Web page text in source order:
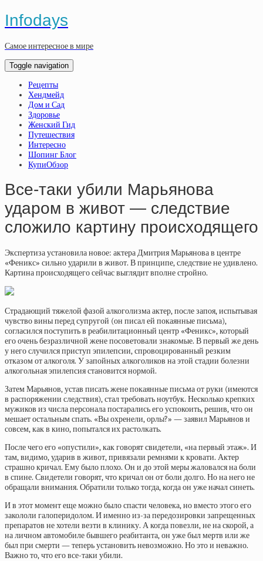
Infodays
Самое интересное в мире
Toggle navigation
Рецепты
Хендмейд
Дом и Сад
Здоровье
Женский Гид
Путешествия
Интересно
Шопинг Блог
КупиОбзор
Все-таки убили Марьянова
ударом в живот — следствие
сложило картину происходящего
Экспертиза установила новое: актера Дмитрия Марьянова в центре
«Феникс» сильно ударили в живот. В принципе, следствие не удивлено.
Картина происходящего сейчас выглядит вполне стройно.
Страдающий тяжелой фазой алкоголизма актер, после запоя, испытывая
чувство вины перед супругой (он писал ей покаянные письма),
согласился поступить в реабилитационный центр «Феникс», который
его очень безразличной жене посоветовали знакомые. В первый же день
у него случился приступ эпилепсии, спровоцированный резким
отказом от алкоголя. У запойных алкоголиков на этой стадии болезни
алкогольная эпилепсия становится нормой.
Затем Марьянов, устав писать жене покаянные письма от руки (имеются
в распоряжении следствия), стал требовать ноутбук. Несколько крепких
мужиков из числа персонала постарались его успокоить, решив, что он
мешает остальным спать. «Вы охренели, орлы?» — заявил Марьянов и
совсем, как в кино, попытался их растолкать.
После чего его «опустили», как говорят свидетели, «на первый этаж». И
там, видимо, ударив в живот, привязали ремнями к кровати. Актер
страшно кричал. Ему было плохо. Он и до этой меры жаловался на боли
в спине. Свидетели говорят, что кричал он от боли долго. Но на него не
обращали внимания. Обратили только тогда, когда он уже начал синеть.
И в этот момент еще можно было спасти человека, но вместо этого его
закололи галоперидолом. И именно из-за передозировки запрещенных
препаратов не хотели везти в клинику. А когда повезли, не на скорой, а
на личном автомобиле бывшего реабитанта, он уже был мертв или же
был при смерти — теперь установить невозможно. Но это и неважно.
Важно то, что его все-таки убили.